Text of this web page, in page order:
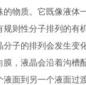
物质。它既像液体
则性分子排列的
子的排列会发生变
，液晶会沿着沟槽
面到另一个液面过